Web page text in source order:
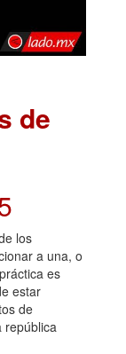
de
los
a una, o
es
estar
de
república